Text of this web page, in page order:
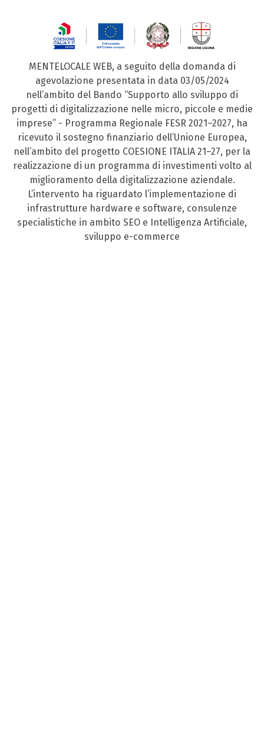
MENTELOCALE WEB, a seguito della domanda di
agevolazione presentata in data 03/05/2024
nell’ambito del Bando “Supporto allo sviluppo di
progetti di digitalizzazione nelle micro, piccole e medie
imprese” - Programma Regionale FESR 2021–2027, ha
ricevuto il sostegno finanziario dell’Unione Europea,
nell’ambito del progetto COESIONE ITALIA 21–27, per la
realizzazione di un programma di investimenti volto al
miglioramento della digitalizzazione aziendale.
L’intervento ha riguardato l’implementazione di
infrastrutture hardware e software, consulenze
specialistiche in ambito SEO e Intelligenza Artificiale,
sviluppo e-commerce